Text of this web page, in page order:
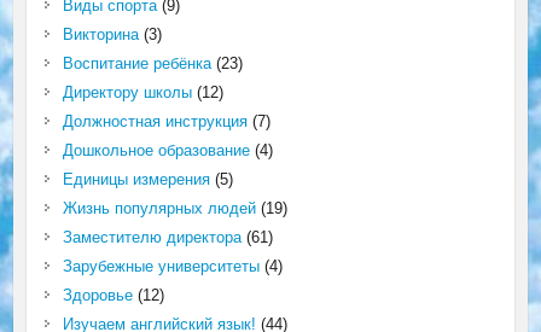
Виды спорта(9)
Викторина(3)
Воспитание ребёнка(23)
Директору школы(12)
Должностная инструкция(7)
Дошкольное образование(4)
Единицы измерения(5)
Жизнь популярных людей(19)
Заместителю директора(61)
Зарубежные университеты(4)
Здоровье(12)
Изучаем английский язык! (44)